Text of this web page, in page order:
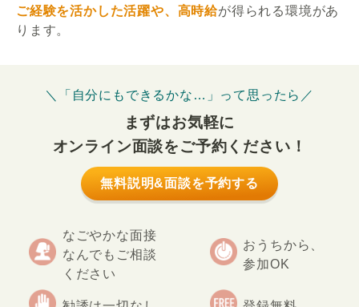
ご経験を活かした活躍や、高時給が得られる環境があ
ります。
＼「自分にもできるかな…」って思ったら／
まずはお気軽に
オンライン面談をご予約ください！
無料説明&面談を予約する
なごやかな面接
なんでもご相談
ください
おうちから、
参加OK